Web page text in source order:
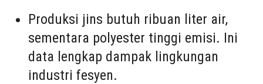
Produksi jins butuh ribuan liter air,
sementara polyester tinggi emisi. Ini
data lengkap dampak lingkungan
industri fesyen.